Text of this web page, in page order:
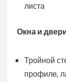
листа
Окна и
Тройной
профиле,